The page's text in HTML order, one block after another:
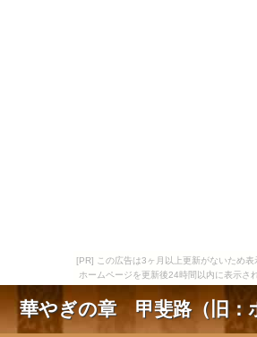
[PR] この広告は3ヶ月以上更新がないため表
ホームページを更新後24時間以内に表示さ
華やぎの章 甲斐路（旧：